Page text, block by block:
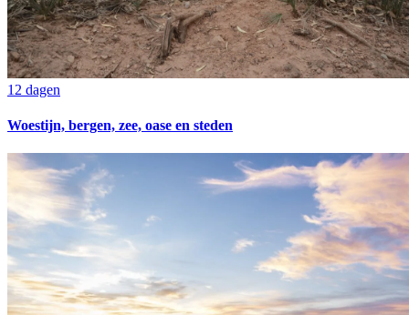
12 dagen
Woestijn, bergen, zee, oase en steden